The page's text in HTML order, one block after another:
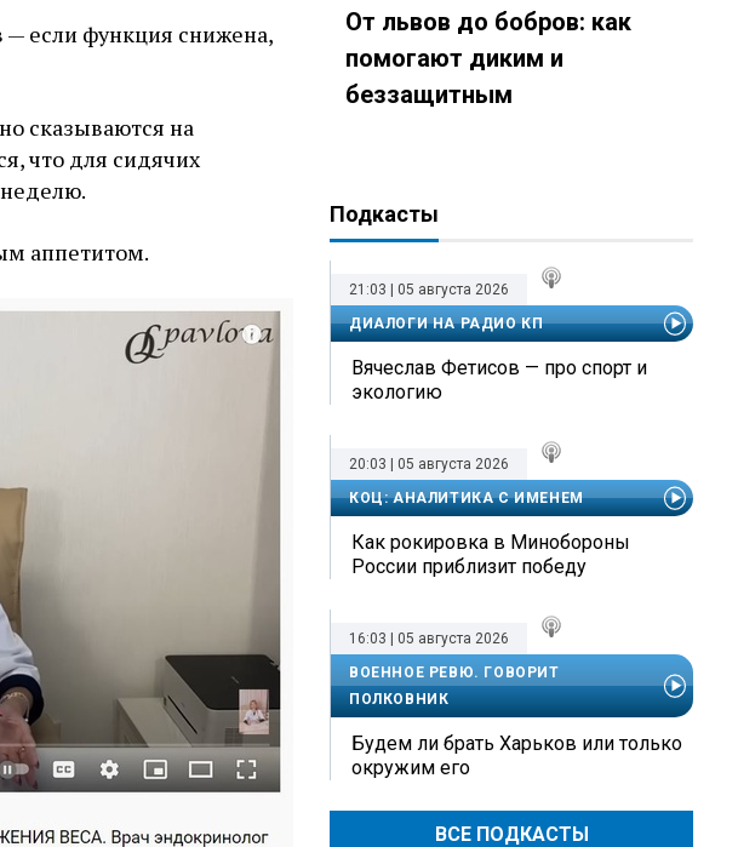
— если функция снижена,
сказываются на
что для сидячих
аппетитом.
От львов до бобров: как
помогают диким и
беззащитным
Подкасты
21:03 | 05 августа 2026
ДИАЛОГИ НА РАДИО КП
Вячеслав Фетисов — про спорт и
экологию
20:03 | 05 августа 2026
КОЦ: АНАЛИТИКА С ИМЕНЕМ
Как рокировка в Минобороны
России приблизит победу
16:03 | 05 августа 2026
ВОЕННОЕ РЕВЮ. ГОВОРИТ
ПОЛКОВНИК
Будем ли брать Харьков или только
окружим его
ВСЕ ПОДКАСТЫ